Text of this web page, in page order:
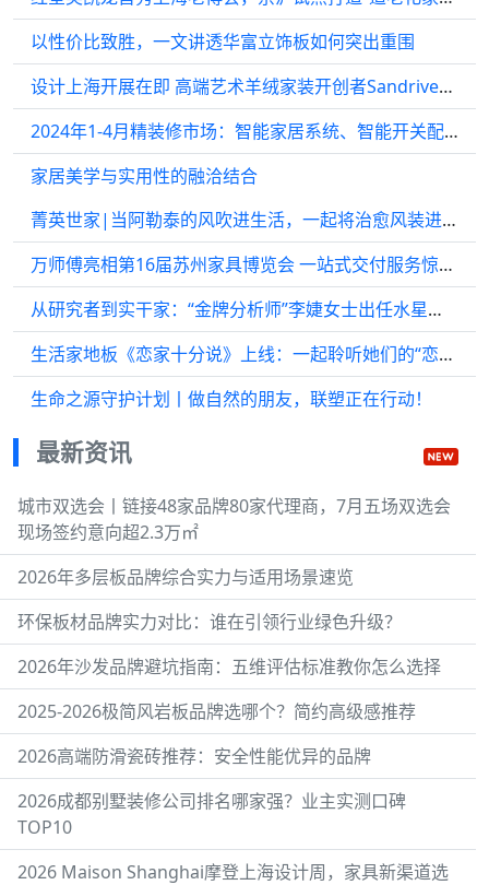
以性价比致胜，一文讲透华富立饰板如何突出重围
设计上海开展在即 高端艺术羊绒家装开创者Sandriver沙涓将迎国内首秀
2024年1-4月精装修市场：智能家居系统、智能开关配置率实现双增长
家居美学与实用性的融洽结合
菁英世家|当阿勒泰的风吹进生活，一起将治愈风装进家里吧~
万师傅亮相第16届苏州家具博览会 一站式交付服务惊艳破圈
从研究者到实干家：“金牌分析师”李婕女士出任水星家纺副总裁
生活家地板《恋家十分说》上线：一起聆听她们的“恋家”故事
生命之源守护计划丨做自然的朋友，联塑正在行动！
最新资讯
城市双选会丨链接48家品牌80家代理商，7月五场双选会
现场签约意向超2.3万㎡
2026年多层板品牌综合实力与适用场景速览
环保板材品牌实力对比：谁在引领行业绿色升级？
2026年沙发品牌避坑指南：五维评估标准教你怎么选择
2025-2026极简风岩板品牌选哪个？简约高级感推荐
2026高端防滑瓷砖推荐：安全性能优异的品牌
2026成都别墅装修公司排名哪家强？业主实测口碑
TOP10
2026 Maison Shanghai摩登上海设计周，家具新渠道选